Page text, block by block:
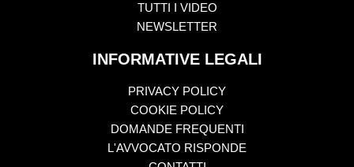
TUTTI I VIDEO
NEWSLETTER
INFORMATIVE LEGALI
PRIVACY POLICY
COOKIE POLICY
DOMANDE FREQUENTI
L'AVVOCATO RISPONDE